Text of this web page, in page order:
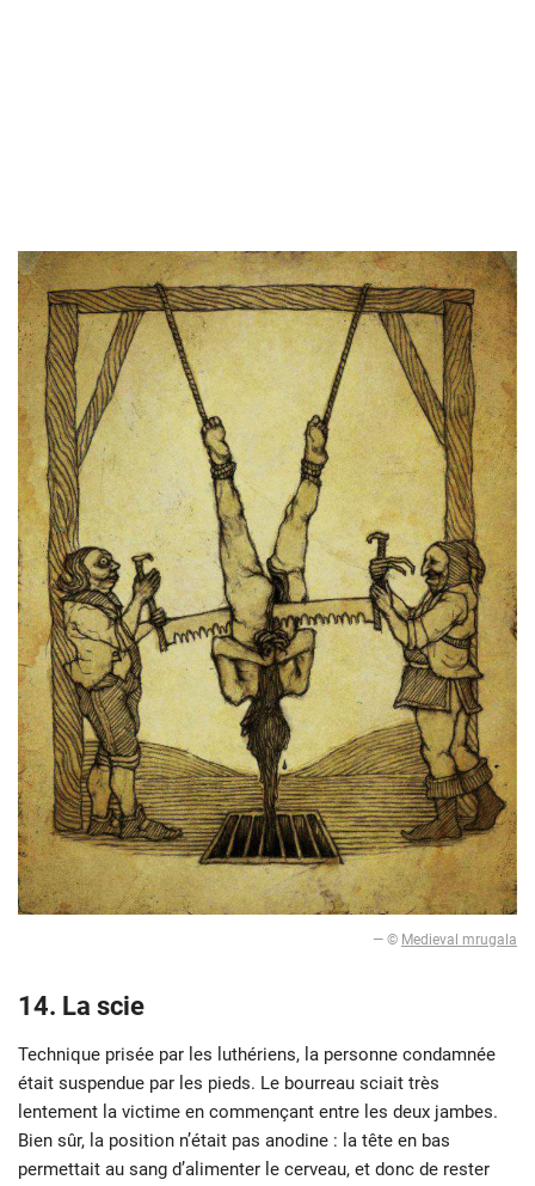
— © Medieval mrugala
14. La scie
Technique prisée par les luthériens, la personne condamnée
était suspendue par les pieds. Le bourreau sciait très
lentement la victime en commençant entre les deux jambes.
Bien sûr, la position n’était pas anodine : la tête en bas
permettait au sang d’alimenter le cerveau, et donc de rester